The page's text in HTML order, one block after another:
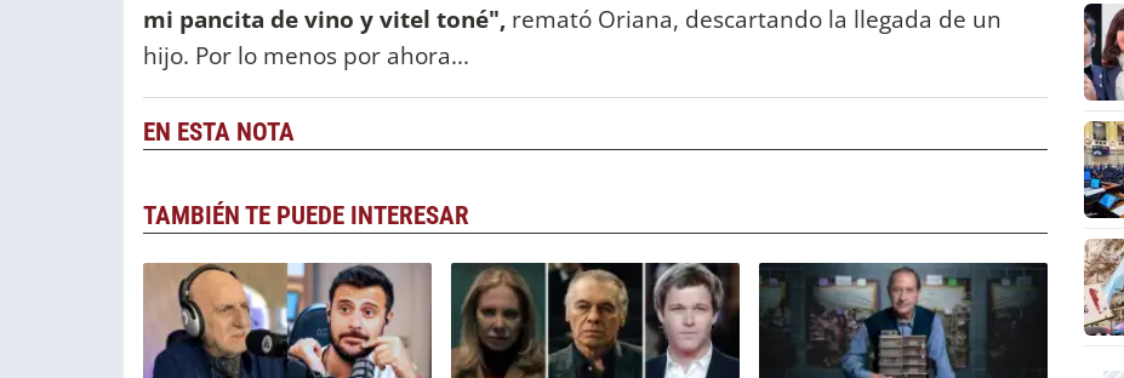
mi pancita de vino y vitel toné", remató Oriana, descartando la llegada de un
hijo. Por lo menos por ahora...
EN ESTA NOTA
TAMBIÉN TE PUEDE INTERESAR